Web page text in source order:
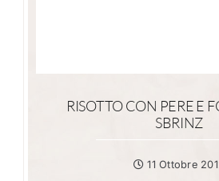
RISOTTO CON PERE E
SBRINZ
11 Ottobre